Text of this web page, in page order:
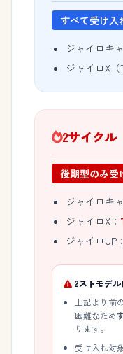
すべて受け入
ジャイロキ
ジャイロX（
2サイクル
後期型のみ受
ジャイロキ
ジャイロX：
ジャイロUP：
2ストモデ
上記より前
困難なため
ります。
受け入れ対